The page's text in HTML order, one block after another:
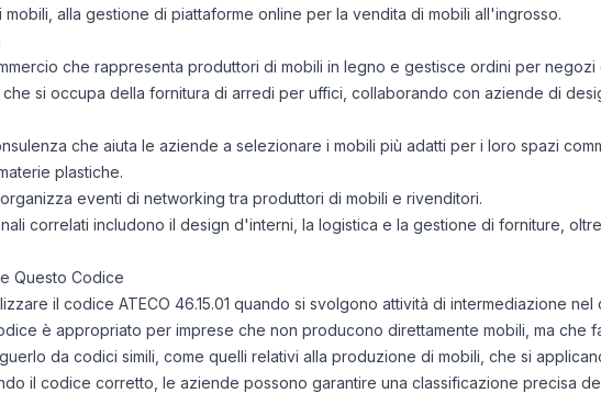
alla gestione di piattaforme online per la vendita di mobili all'ingrosso.
che rappresenta produttori di mobili in legno e gestisce ordini per negozi
che si occupa della fornitura di arredi per uffici, collaborando con aziende di
che aiuta le aziende a selezionare i mobili più adatti per i loro spazi
plastiche.
eventi di networking tra produttori di mobili e rivenditori.
correlati includono il design d'interni, la logistica e la gestione di forniture,
Questo Codice
il codice ATECO 46.15.01 quando si svolgono attività di intermediazione
è appropriato per imprese che non producono direttamente mobili, ma che
da codici simili, come quelli relativi alla produzione di mobili, che si
il codice corretto, le aziende possono garantire una classificazione precisa